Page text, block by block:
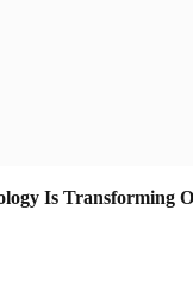
Is Transforming